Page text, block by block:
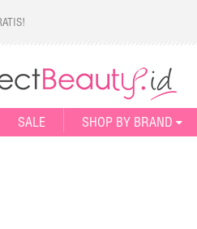
SALE SHOP BY BRAND